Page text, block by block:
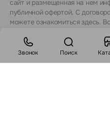
сайт и размещенная на нем
публичной офертой. С
можете ознакомиться здесь.
с консультантами.
Звонок Поиск